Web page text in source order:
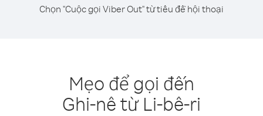
Chọn "Cuộc gọi Viber Out" từ tiêu đề hội thoại
Mẹo để gọi đến
Ghi-nê từ Li-bê-ri